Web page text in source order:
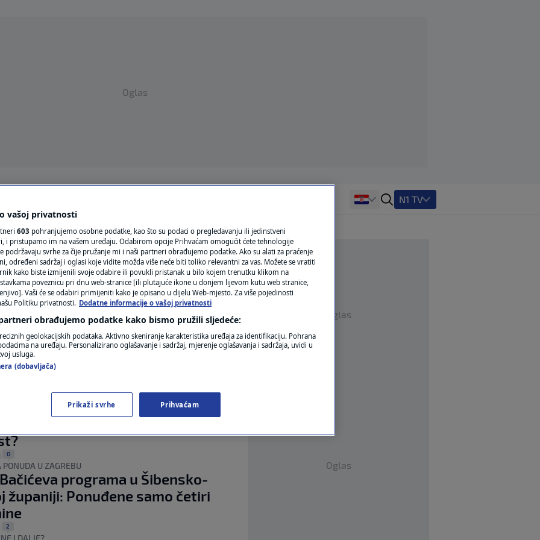
Oglas
REGIJA
MAGAZIN
N1 KOMENTAR
KOLUMNE
N1(DIS)INFO
FOTO
VIDEO
N1 TV
Bačić: Radovi na rušenju Vjesnika
prvi ugovori za Program priuštivog
konačna lista
ZAHTJEVA
liste reda prvenstva za
0
PONUDA U ZAGREBU
programa u Šibensko-
županiji: Ponuđene samo četiri
2
I DALJE?
Oglas
Oglas
vašoj privatnosti
603 pohranjujemo osobne podatke, kao što su podaci o pregledavanju ili jedinstveni
i pristupamo im na vašem uređaju. Odabirom opcije Prihvaćam omogućit ćete tehnologije
podržavaju svrhe za čije pružanje mi i naši partneri obrađujemo podatke. Ako su alati za praćenje
određeni sadržaj i oglasi koje vidite možda više neće biti toliko relevantni za vas. Možete se vratiti
kako biste izmijenili svoje odabire ili povukli pristanak u bilo kojem trenutku klikom na
poveznicu pri dnu web-stranice [ili plutajuće ikone u donjem lijevom kutu web stranice,
Vaši će se odabiri primijeniti kako je opisano u dijelu Web-mjesto. Za više pojedinosti
Politiku privatnosti. Dodatne informacije o vašoj privatnosti
obrađujemo podatke kako bismo pružili sljedeće:
geolokacijskih podataka. Aktivno skeniranje karakteristika uređaja za identifikaciju. Pohrana
na uređaju. Personalizirano oglašavanje i sadržaj, mjerenje oglašavanja i sadržaja, uvidi u
usluga.
(dobavljača)
Prikaži svrhe Prihvaćam